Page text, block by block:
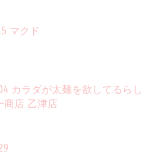
マクド
カラダが太麺を欲してるらし
商店 乙津店